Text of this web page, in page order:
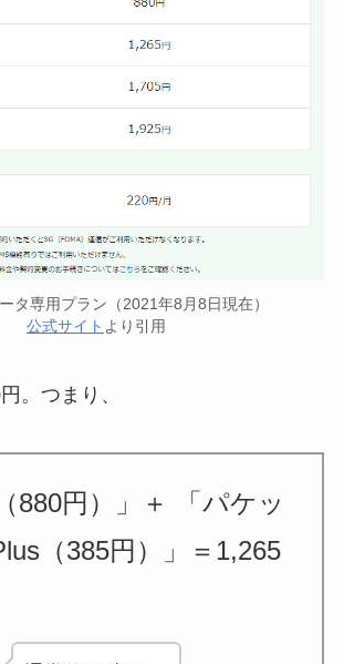
タ専用プラン（2021年8月8日現在）
公式サイト より引用
。つまり、
880円）」＋ 「パケッ
（385円）」＝ 1,265